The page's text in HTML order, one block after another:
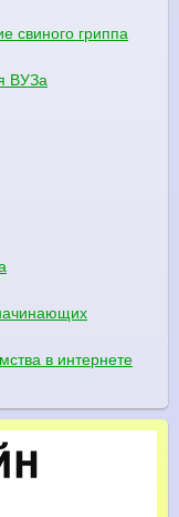
свиного гриппа
ВУЗа
в интернете